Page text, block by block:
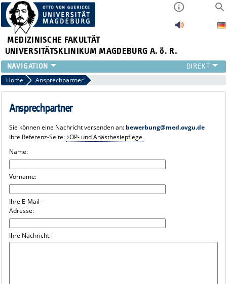
MEDIZINISCHE FAKULTÄT
UNIVERSITÄTSKLINIKUM MAGDEBURG A. ö. R.
INSTITUTE
KLINIKEN
ZENTRALE EINRICHTUNGEN
PRESSE
INTERNATIONAL
INTRANET
Home Ansprechpartner
Ansprechpartner
Sie können eine Nachricht versenden an: bewerbung@med.ovgu.de
Ihre Referenz-Seite: OP- und Anästhesiepflege
Name:
Vorname:
Ihre E-Mail-
Adresse:
Ihre Nachricht: